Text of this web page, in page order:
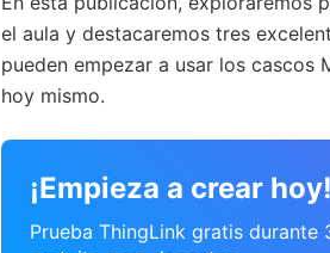
el aula y destacaremos tres
pueden empezar a usar los cascos
hoy mismo.
¡Empieza a crear hoy!
Prueba ThingLink gratis